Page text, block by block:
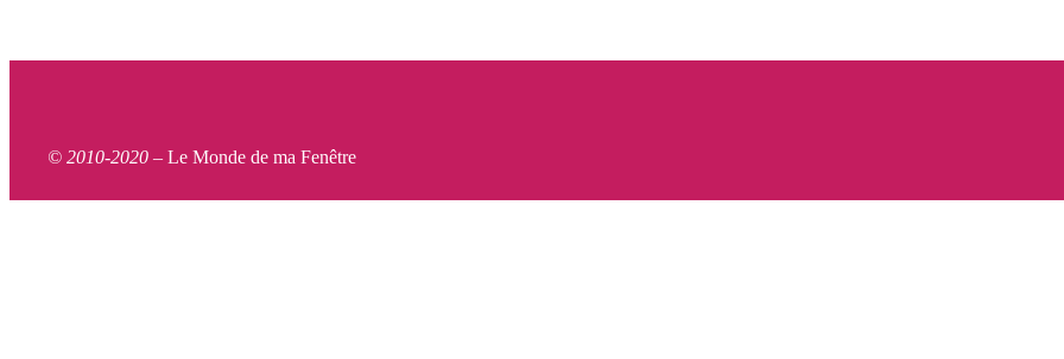
© 2010-2020 – Le Monde de ma Fenêtre